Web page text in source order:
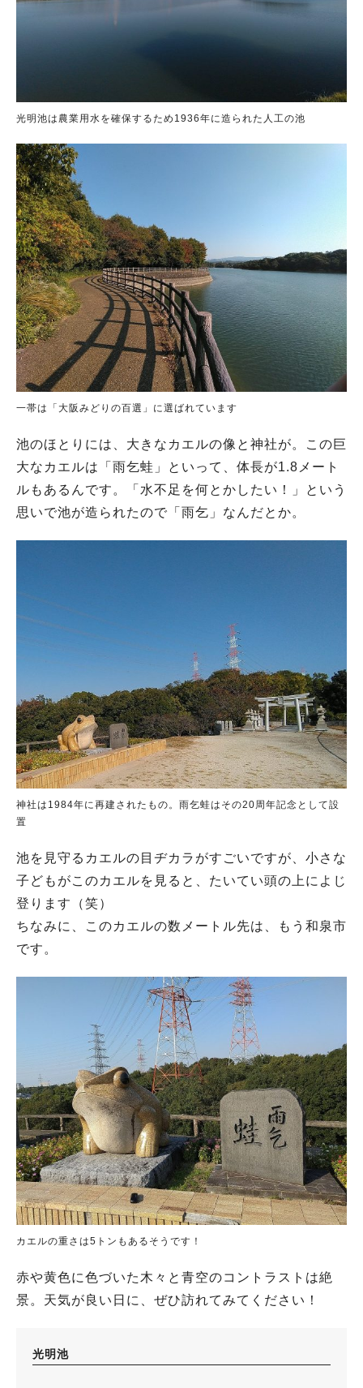
光明池は農業用水を確保するため1936年に造られた人工の池
一帯は「大阪みどりの百選」に選ばれています
池のほとりには、大きなカエルの像と神社が。この巨
大なカエルは「雨乞蛙」といって、体長が1.8メート
ルもあるんです。「水不足を何とかしたい！」という
思いで池が造られたので「雨乞」なんだとか。
神社は1984年に再建されたもの。雨乞蛙はその20周年記念として設
置
池を見守るカエルの目ヂカラがすごいですが、小さな
子どもがこのカエルを見ると、たいてい頭の上によじ
登ります（笑）
ちなみに、このカエルの数メートル先は、もう和泉市
です。
カエルの重さは5トンもあるそうです！
赤や黄色に色づいた木々と青空のコントラストは絶
景。天気が良い日に、ぜひ訪れてみてください！
光明池